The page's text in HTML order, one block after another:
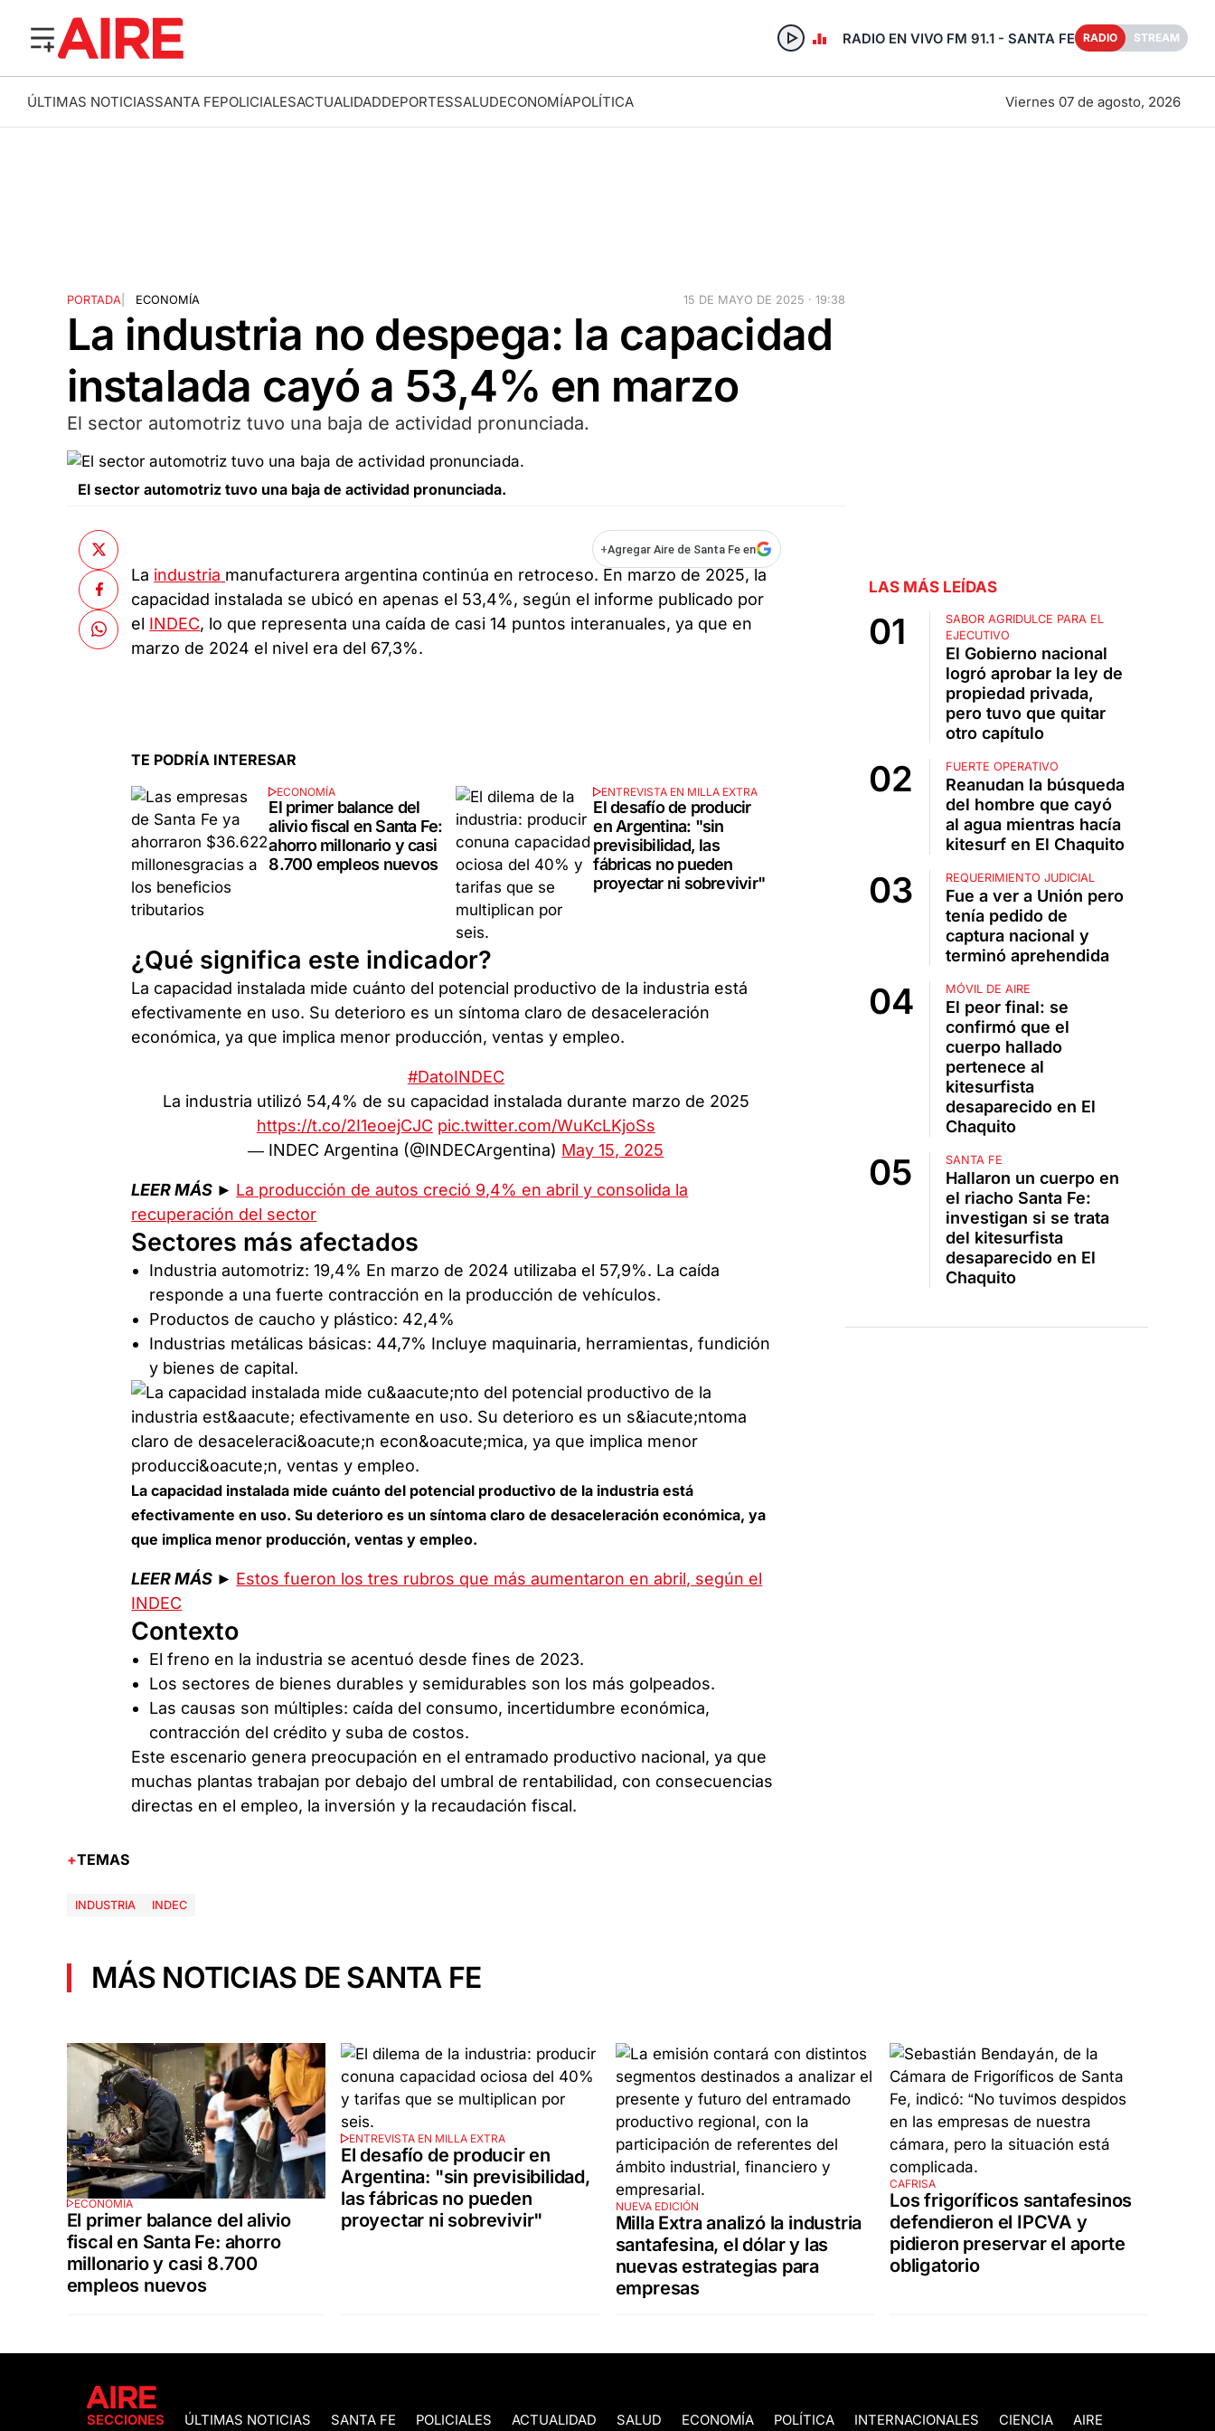
RADIO EN VIVO FM 91.1 - SANTA FE RADIO STREAM
ÚLTIMAS NOTICIASSANTA FEPOLICIALESACTUALIDADDEPORTESSALUDECONOMÍAPOLÍTICA Viernes 07 de agosto, 2026
PORTADA| ECONOMÍA 15 DE MAYO DE 2025 · 19:38
La industria no despega: la capacidad
instalada cayó a 53,4% en marzo
El sector automotriz tuvo una baja de actividad pronunciada.
El sector automotriz tuvo una baja de actividad pronunciada.
+Agregar Aire de Santa Fe en
La industria manufacturera argentina continúa en retroceso. En marzo de 2025, la
capacidad instalada se ubicó en apenas el 53,4%, según el informe publicado por
el INDEC, lo que representa una caída de casi 14 puntos interanuales, ya que en
marzo de 2024 el nivel era del 67,3%.
TE PODRÍA INTERESAR
ECONOMÍA
El primer balance del
alivio fiscal en Santa Fe:
ahorro millonario y casi
8.700 empleos nuevos
ENTREVISTA EN MILLA EXTRA
El desafío de producir
en Argentina: "sin
previsibilidad, las
fábricas no pueden
proyectar ni sobrevivir"
¿Qué significa este indicador?
La capacidad instalada mide cuánto del potencial productivo de la industria está
efectivamente en uso. Su deterioro es un síntoma claro de desaceleración
económica, ya que implica menor producción, ventas y empleo.
#DatoINDEC
La industria utilizó 54,4% de su capacidad instalada durante marzo de 2025
https://t.co/2I1eoejCJC pic.twitter.com/WuKcLKjoSs
— INDEC Argentina (@INDECArgentina) May 15, 2025
LEER MÁS ► La producción de autos creció 9,4% en abril y consolida la
recuperación del sector
Sectores más afectados
Industria automotriz: 19,4% En marzo de 2024 utilizaba el 57,9%. La caída
responde a una fuerte contracción en la producción de vehículos.
Productos de caucho y plástico: 42,4%
Industrias metálicas básicas: 44,7% Incluye maquinaria, herramientas, fundición
y bienes de capital.
La capacidad instalada mide cuánto del potencial productivo de la industria está
efectivamente en uso. Su deterioro es un síntoma claro de desaceleración económica, ya
que implica menor producción, ventas y empleo.
LEER MÁS ► Estos fueron los tres rubros que más aumentaron en abril, según el
INDEC
Contexto
El freno en la industria se acentuó desde fines de 2023.
Los sectores de bienes durables y semidurables son los más golpeados.
Las causas son múltiples: caída del consumo, incertidumbre económica,
contracción del crédito y suba de costos.
Este escenario genera preocupación en el entramado productivo nacional, ya que
muchas plantas trabajan por debajo del umbral de rentabilidad, con consecuencias
directas en el empleo, la inversión y la recaudación fiscal.
LAS MÁS LEÍDAS
SABOR AGRIDULCE PARA EL
EJECUTIVO
El Gobierno nacional
logró aprobar la ley de
propiedad privada,
pero tuvo que quitar
otro capítulo
FUERTE OPERATIVO
Reanudan la búsqueda
del hombre que cayó
al agua mientras hacía
kitesurf en El Chaquito
REQUERIMIENTO JUDICIAL
Fue a ver a Unión pero
tenía pedido de
captura nacional y
terminó aprehendida
MÓVIL DE AIRE
El peor final: se
confirmó que el
cuerpo hallado
pertenece al
kitesurfista
desaparecido en El
Chaquito
SANTA FE
Hallaron un cuerpo en
el riacho Santa Fe:
investigan si se trata
del kitesurfista
desaparecido en El
Chaquito
TEMAS
INDUSTRIA INDEC
MÁS NOTICIAS DE SANTA FE
ECONOMÍA
El primer balance del alivio
fiscal en Santa Fe: ahorro
millonario y casi 8.700
empleos nuevos
ENTREVISTA EN MILLA EXTRA
El desafío de producir en
Argentina: "sin previsibilidad,
las fábricas no pueden
proyectar ni sobrevivir"
NUEVA EDICIÓN
Milla Extra analizó la industria
santafesina, el dólar y las
nuevas estrategias para
empresas
CAFRISA
Los frigoríficos santafesinos
defendieron el IPCVA y
pidieron preservar el aporte
obligatorio
SECCIONES ÚLTIMAS NOTICIAS SANTA FE POLICIALES ACTUALIDAD SALUD ECONOMÍA POLÍTICA INTERNACIONALES CIENCIA AIRE